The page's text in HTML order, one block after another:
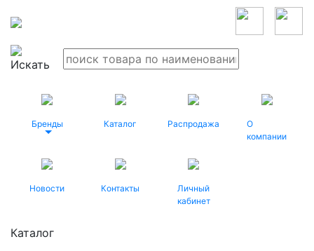
Бренды Каталог Распродажа
О
компании
Новости Контакты
Личный
кабинет
Каталог